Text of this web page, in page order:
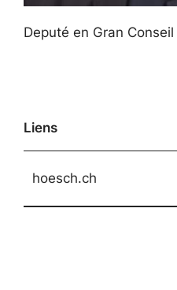
Deputé en Gran Conseil
Liens
hoesch.ch